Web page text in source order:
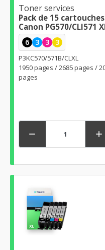
Toner services
Pack de 15
Canon PG570/CLI571
6 3 3 3
P3KC570/571B/CLXL
1950 pages / 2685 pages /
pages
 